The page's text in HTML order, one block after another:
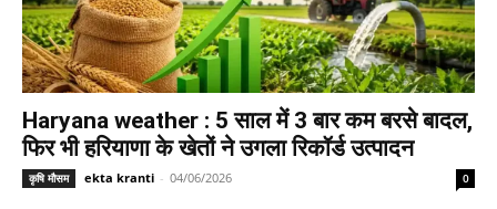
Haryana weather : 5 साल में 3 बार कम बरसे बादल,
फिर भी हरियाणा के खेतों ने उगला रिकॉर्ड उत्पादन
कृषि मौसम ekta kranti - 04/06/2026 0